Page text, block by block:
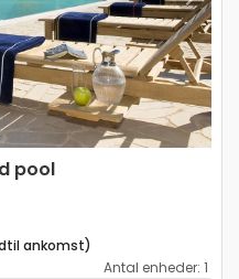
Next
pool
ankomst)
Antal enheder: 1